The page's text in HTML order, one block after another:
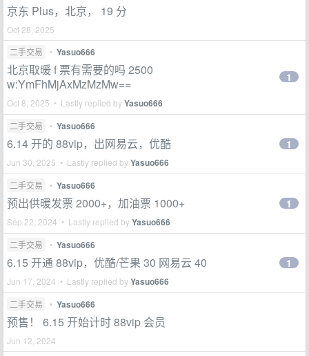
京东 Plus，北京， 19 分
Oct 28, 2025
二手交易
• Yasuo666
北京取暖 f 票有需要的吗 2500
w:YmFhMjAxMzMzMw==
Oct 8, 2025 • Lastly replied byYasuo666
1
二手交易 • Yasuo666
6.14 开的 88vip，出网易云，优酷
Jun 30, 2025 • Lastly replied byYasuo666
1
二手交易 • Yasuo666
预出供暖发票 2000+，加油票 1000+
Sep 22, 2024 • Lastly replied byYasuo666
1
二手交易 • Yasuo666
6.15 开通 88vip，优酷/芒果 30 网易云 40
Jun 17, 2024 • Lastly replied byYasuo666
1
二手交易 • Yasuo666
预售！ 6.15 开始计时 88vip 会员
Jun 12, 2024